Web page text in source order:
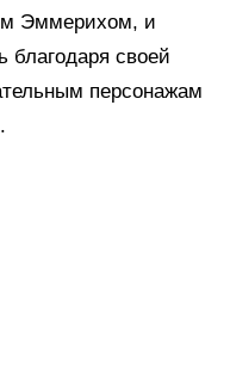
Эммерихом, и
благодаря своей
персонажам